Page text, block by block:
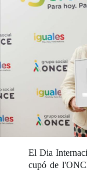
El Dia
cupó de